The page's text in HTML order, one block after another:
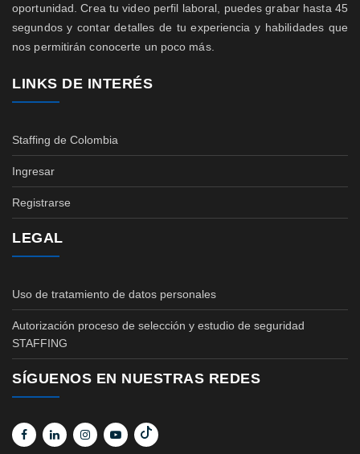
oportunidad. Crea tu video perfil laboral, puedes grabar hasta 45
segundos y contar detalles de tu experiencia y habilidades que
nos permitirán conocerte un poco más.
LINKS DE INTERÉS
Staffing de Colombia
Ingresar
Registrarse
LEGAL
Uso de tratamiento de datos personales
Autorización proceso de selección y estudio de seguridad
STAFFING
SÍGUENOS EN NUESTRAS REDES